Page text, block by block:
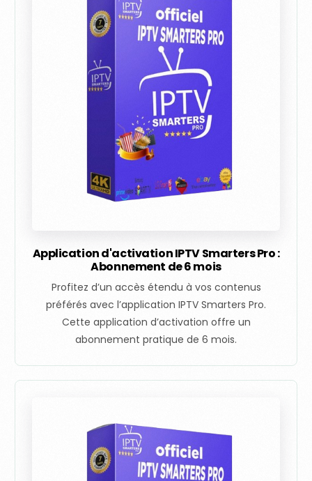
Application d'activation IPTV Smarters Pro :
Abonnement de 6 mois
Profitez d’un accès étendu à vos contenus
préférés avec l’application IPTV Smarters Pro.
Cette application d’activation offre un
abonnement pratique de 6 mois.